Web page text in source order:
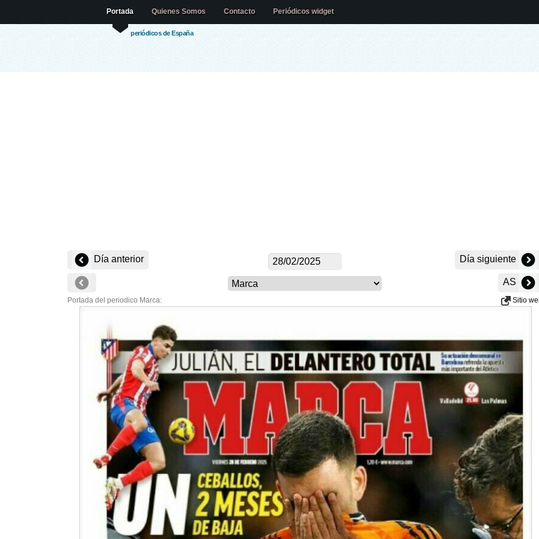
periódicos de España
Portada Quienes Somos Contacto Periódicos widget
Día anterior Día siguiente
AS
Portada del periodico Marca: Sitio